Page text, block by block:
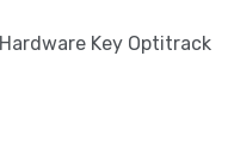
Hardware Key Optitrack